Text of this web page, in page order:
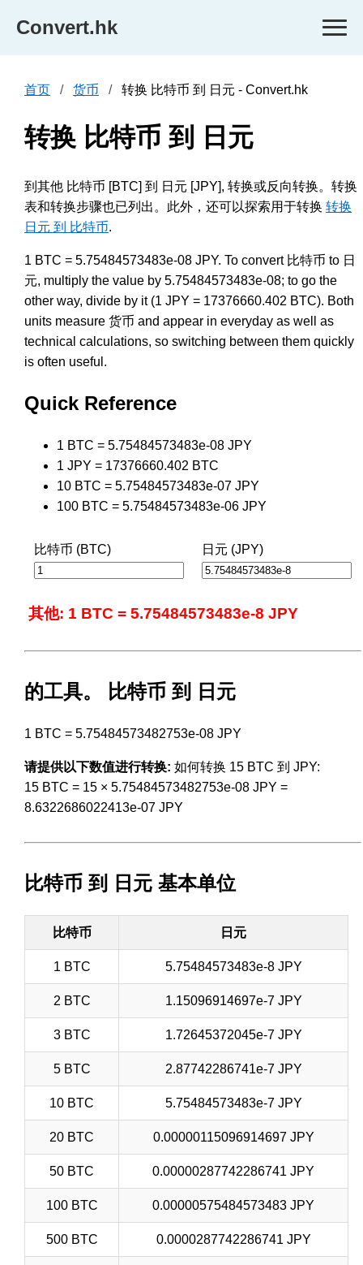
Convert.hk
首页 货币 转换 比特币 到 日元 - Convert.hk
转换 比特币 到 日元
到其他 比特币 [BTC] 到 日元 [JPY], 转换或反向转换。转换
表和转换步骤也已列出。此外，还可以探索用于转换 转换
日元 到 比特币.
1 BTC = 5.75484573483e-08 JPY. To convert 比特币 to 日
元, multiply the value by 5.75484573483e-08; to go the
other way, divide by it (1 JPY = 17376660.402 BTC). Both
units measure 货币 and appear in everyday as well as
technical calculations, so switching between them quickly
is often useful.
Quick Reference
1 BTC = 5.75484573483e-08 JPY
1 JPY = 17376660.402 BTC
10 BTC = 5.75484573483e-07 JPY
100 BTC = 5.75484573483e-06 JPY
比特币 (BTC) 日元 (JPY)
其他: 1 BTC = 5.75484573483e-8 JPY
的工具。 比特币 到 日元
1 BTC = 5.75484573482753e-08 JPY
请提供以下数值进行转换: 如何转换 15 BTC 到 JPY:
15 BTC = 15 × 5.75484573482753e-08 JPY =
8.6322686022413e-07 JPY
比特币 到 日元 基本单位
比特币 日元
1 BTC 5.75484573483e-8 JPY
2 BTC 1.15096914697e-7 JPY
3 BTC 1.72645372045e-7 JPY
5 BTC 2.87742286741e-7 JPY
10 BTC 5.75484573483e-7 JPY
20 BTC 0.00000115096914697 JPY
50 BTC 0.00000287742286741 JPY
100 BTC 0.00000575484573483 JPY
500 BTC 0.0000287742286741 JPY